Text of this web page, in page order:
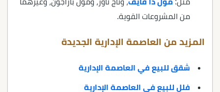
مثل: مول ذا فايف، وتاج تاور، ومول باراجون، وغيرهما
من المشروعات القوية.
المزيد من العاصمة الإدارية الجديدة
شقق للبيع في العاصمة الإدارية
فلل للبيع في العاصمة الإدارية